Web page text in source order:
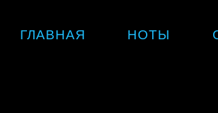
ГЛАВНАЯ НОТЫ